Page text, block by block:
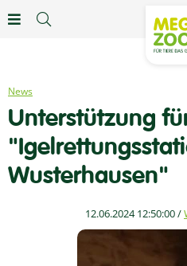
News
Unterstützung
Wusterhausen"
12.06.2024 12:50:00/